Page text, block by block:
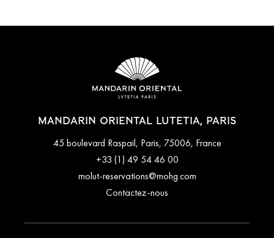
MANDARIN ORIENTAL LUTETIA, PARIS
45 boulevard Raspail, Paris, 75006, France
+33 (1) 49 54 46 00
molut-reservations@mohg.com
Contactez-nous